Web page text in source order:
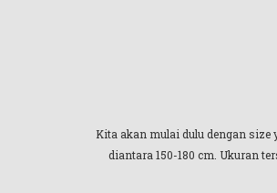
Kita akan mulai dulu dengan
diantara 150-180 cm. Ukuran